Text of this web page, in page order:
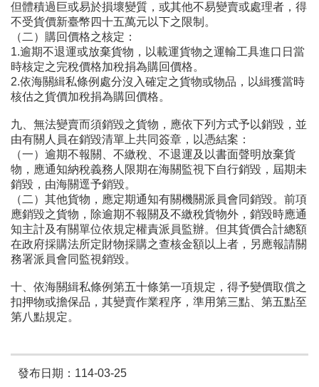
但體積過巨或易於損壞變質，或其他不易變賣或處理者，得
不受貨價新臺幣四十五萬元以下之限制。
（二）購回價格之核定：
1.逾期不退運或放棄貨物，以載運貨物之運輸工具進口日當
時核定之完稅價格加稅捐為購回價格。
2.依海關緝私條例處分沒入確定之貨物或物品，以緝獲當時
核估之貨價加稅捐為購回價格。
九、無法變賣而須銷毀之貨物，應依下列方式予以銷毀，並
由有關人員在銷毀清單上共同簽章，以憑結案：
（一）逾期不報關、不繳稅、不退運及以書面聲明放棄貨
物，應通知納稅義務人限期在海關監視下自行銷毀，屆期未
銷毀，由海關逕予銷毀。
（二）其他貨物，應定期通知有關機關派員會同銷毀。前項
應銷毀之貨物，除逾期不報關及不繳稅貨物外，銷毀時應通
知主計及有關單位依規定權責派員監辦。但其貨價合計總額
在政府採購法所定財物採購之查核金額以上者，另應報請關
務署派員會同監視銷毀。
十、依海關緝私條例第五十條第一項規定，得予變價取償之
扣押物或擔保品，其變賣作業程序，準用第三點、第五點至
第八點規定。
發布日期：114-03-25